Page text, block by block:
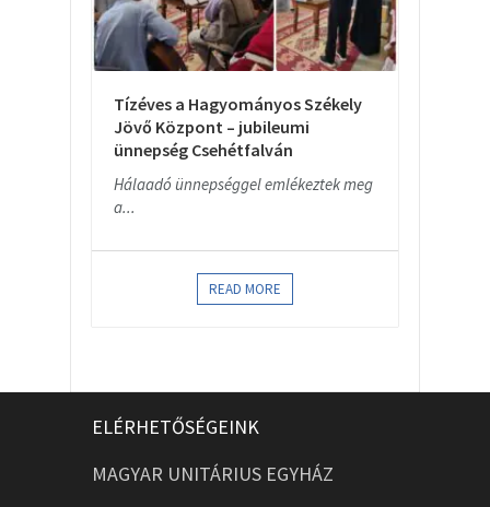
Tízéves a Hagyományos Székely
Jövő Központ – jubileumi
ünnepség Csehétfalván
Hálaadó ünnepséggel emlékeztek meg
a...
READ MORE
ELÉRHETŐSÉGEINK
MAGYAR UNITÁRIUS EGYHÁZ